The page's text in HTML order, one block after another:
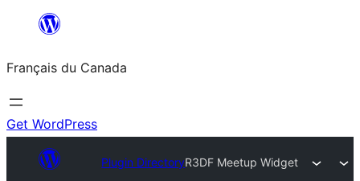
contenu
Français du Canada
Get WordPress
Plugin DirectoryR3DF Meetup Widget